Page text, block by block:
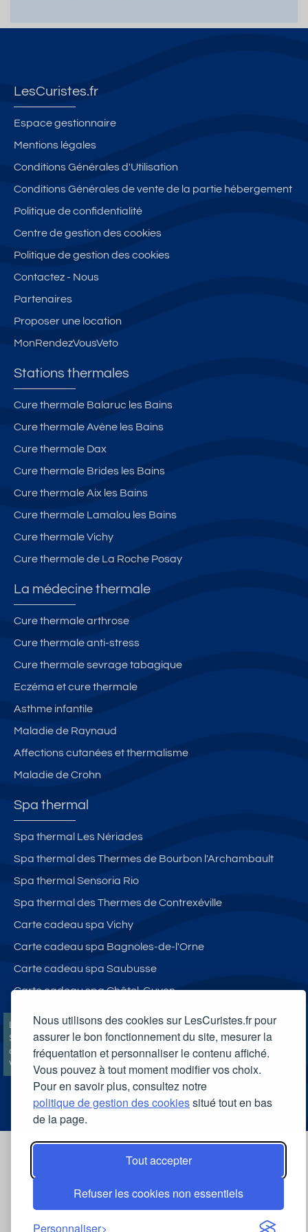
Nous utilisons des cookies sur LesCuristes.fr pour
assurer le bon fonctionnement du site, mesurer la
fréquentation et personnaliser le contenu affiché.
Vous pouvez à tout moment modifier vos choix.
Pour en savoir plus, consultez notre
politique de gestion des cookiessitué tout en bas
de la page.
Tout accepter
Refuser les cookies non essentiels
Personnaliser
LesCuristes.fr
Espace gestionnaire
Mentions légales
Conditions Générales d'Utilisation
Conditions Générales de vente de la partie hébergement
Politique de confidentialité
Centre de gestion des cookies
Politique de gestion des cookies
Contactez - Nous
Partenaires
Proposer une location
MonRendezVousVeto
Stations thermales
Cure thermale Balaruc les Bains
Cure thermale Avène les Bains
Cure thermale Dax
Cure thermale Brides les Bains
Cure thermale Aix les Bains
Cure thermale Lamalou les Bains
Cure thermale Vichy
Cure thermale de La Roche Posay
La médecine thermale
Cure thermale arthrose
Cure thermale anti-stress
Cure thermale sevrage tabagique
Eczéma et cure thermale
Asthme infantile
Maladie de Raynaud
Affections cutanées et thermalisme
Maladie de Crohn
Spa thermal
Spa thermal Les Nériades
Spa thermal des Thermes de Bourbon l'Archambault
Spa thermal Sensoria Rio
Spa thermal des Thermes de Contrexéville
Carte cadeau spa Vichy
Carte cadeau spa Bagnoles-de-l'Orne
Carte cadeau spa Saubusse
Carte cadeau spa Châtel-Guyon
LesCuristes.fr participe et est conforme à l'ensemble des
Spécifications et Politiques du Transparency & Consent Framework
de l'IAB Europe et utilise la Consent Management Platform n°92.
Vous pouvez modifier vos choix à tout moment en
cliquant ici